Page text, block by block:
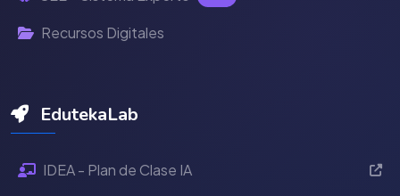
Recursos Digitales
EdutekaLab
IDEA - Plan de Clase IA